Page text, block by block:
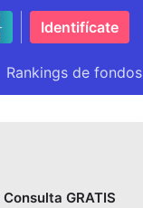
Identifícate
Rankings de fondos
GRATIS